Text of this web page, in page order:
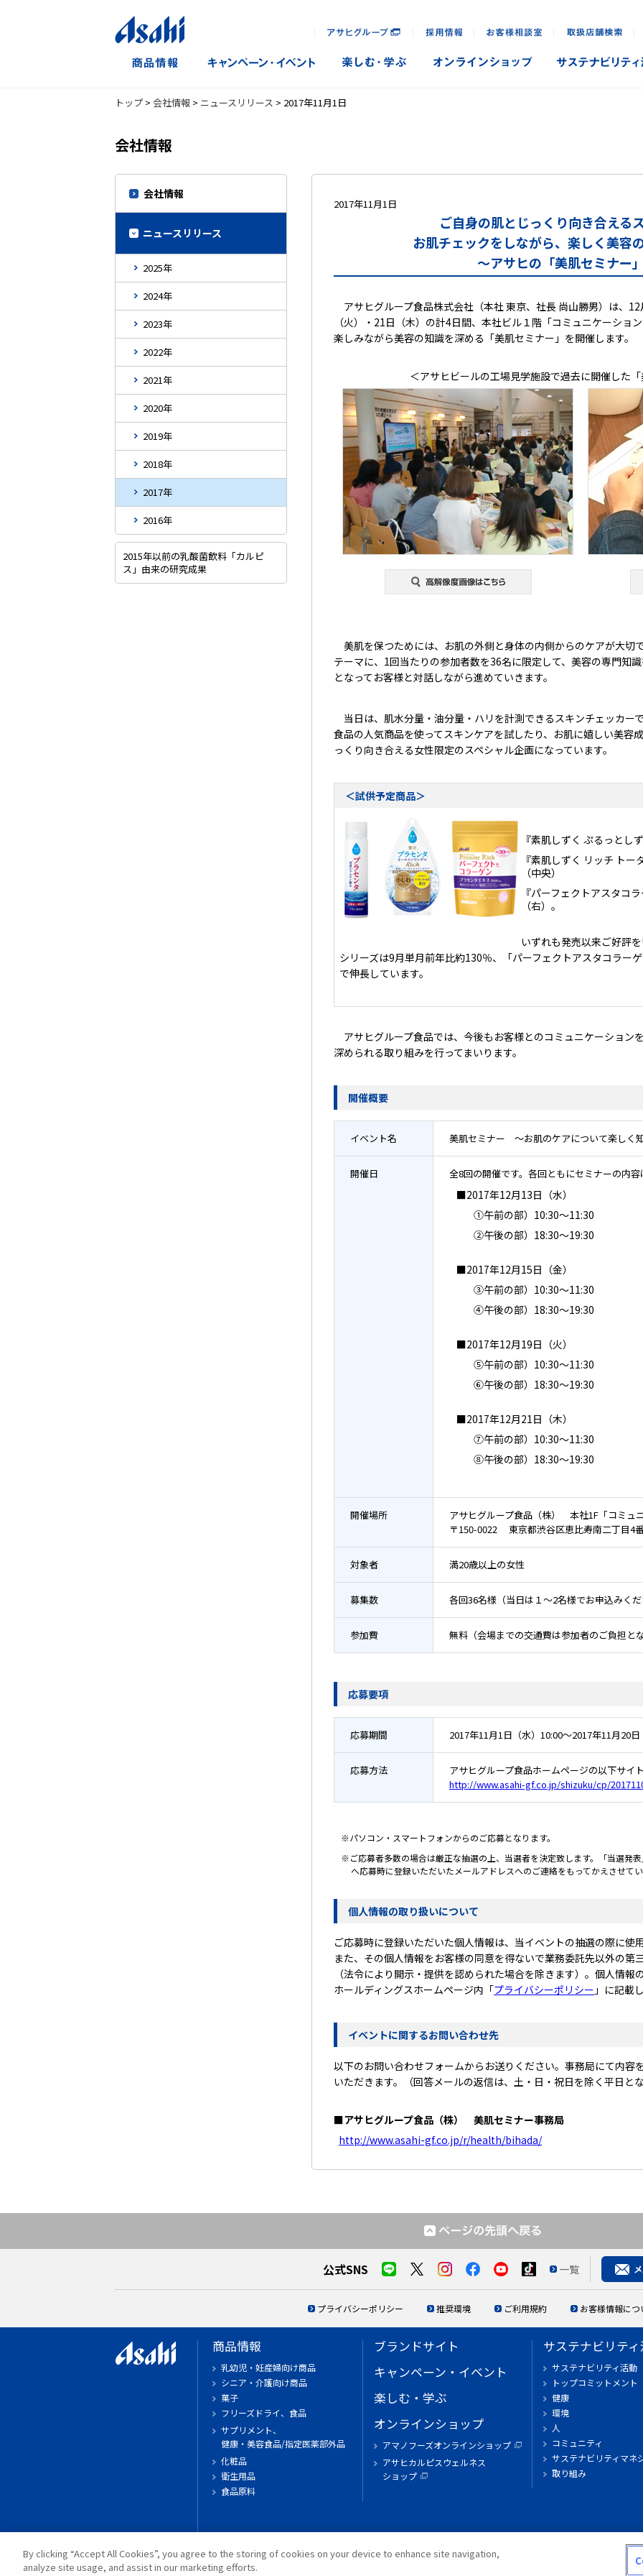
トップ > 会社情報 > ニュースリリース > 2017年11月1日
会社情報
会社情報
ニュースリリース
2025年
2024年
2023年
2022年
2021年
2020年
2019年
2018年
2017年
2016年
2015年以前の乳酸菌飲料「カルピ
ス」由来の研究成果
2017年11月1日
ご自身の肌とじっくり向き合える
お肌チェックをしながら、楽しく美容
～アサヒの「美肌セミナー
アサヒグループ食品株式会社（本社 東京、社長 尚山勝男）は、
（火）・21日（木）の計4日間、本社ビル１階「コミュニケーショ
楽しみながら美容の知識を深める「美肌セミナー」を開催します。
＜アサヒビールの工場見学施設で過去に開催した
美肌を保つためには、お肌の外側と身体の内側からのケアが大切
テーマに、1回当たりの参加者数を36名に限定して、美容の専門知
となってお客様と対話しながら進めていきます。
当日は、肌水分量・油分量・ハリを計測できるスキンチェッカー
食品の人気商品を使ってスキンケアを試したり、お肌に嬉しい美容
っくり向き合える女性限定のスペシャル企画になっています。
＜試供予定商品＞
・『素肌しずく ぷるっとし
・『素肌しずく リッチ ト
（中央）
・『パーフェクトアスタコ
（右）。
いずれも発売以来ご好評
シリーズは9月単月前年比約130％、「パーフェクトアスタコラー
で伸長しています。
アサヒグループ食品では、今後もお客様とのコミュニケーション
深められる取り組みを行ってまいります。
開催概要
イベント名 美肌セミナー ～お肌のケアについて楽しく
開催日 全8回の開催です。各回ともにセミナーの内容
■2017年12月13日（水）
①午前の部）10:30～11:30
②午後の部）18:30～19:30
■2017年12月15日（金）
③午前の部）10:30～11:30
④午後の部）18:30～19:30
■2017年12月19日（火）
⑤午前の部）10:30～11:30
⑥午後の部）18:30～19:30
■2017年12月21日（木）
⑦午前の部）10:30～11:30
⑧午後の部）18:30～19:30
開催場所
アサヒグループ食品（株） 本社1F「コミュ
〒150-0022 東京都渋谷区恵比寿南二丁目4
対象者 満20歳以上の女性
募集数 各回36名様（当日は１～2名様でお申込みくだ
参加費 無料（会場までの交通費は参加者のご負担とな
応募要項
応募期間 2017年11月1日（水）10:00～2017年11月20
応募方法
アサヒグループ食品ホームページの以下サイ
http://www.asahi-gf.co.jp/shizuku/cp/
※パソコン・スマートフォンからのご応募となります。
※ご応募者多数の場合は厳正な抽選の上、当選者を決定致します。「当選発
へ応募時に登録いただいたメールアドレスへのご連絡をもってかえさせてい
個人情報の取り扱いについて
ご応募時に登録いただいた個人情報は、当イベントの抽選の際に使用
また、その個人情報をお客様の同意を得ないで業務委託先以外の第
（法令により開示・提供を認められた場合を除きます）。個人情
ホールディングスホームページ内「プライバシーポリシー 」に記載
イベントに関するお問い合わせ先
以下のお問い合わせフォームからお送りください。事務局にて内容
いただきます。（回答メールの返信は、土・日・祝日を除く平日と
■アサヒグループ食品（株） 美肌セミナー事務局
http://www.asahi-gf.co.jp/r/health/bihada/
公式SNS 一覧
プライバシーポリシー 推奨環境 ご利用規約 お客様情報につ
商品情報
乳幼児・妊産婦向け商品
シニア・介護向け商品
菓子
フリーズドライ、食品
サプリメント、
健康・美容食品/指定医薬部外品
化粧品
衛生用品
食品原料
ブランドサイト
キャンペーン・イベント
楽しむ・学ぶ
オンラインショップ
アマノフーズオンラインショップ
アサヒカルピスウェルネス
ショップ
サステナビリテ
サステナビリティ活動
トップコミットメント
健康
環境
人
コミュニティ
サステナビリティマネ
取り組み
By clicking “Accept All Cookies”, you agree to the storing of cookies on your device to enhance site navigation,
analyze site usage, and assist in our marketing efforts.